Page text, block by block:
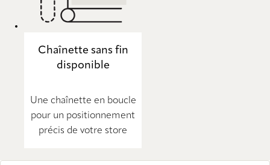
Chaînette sans fin
disponible
Une chaînette en boucle
pour un positionnement
précis de votre store